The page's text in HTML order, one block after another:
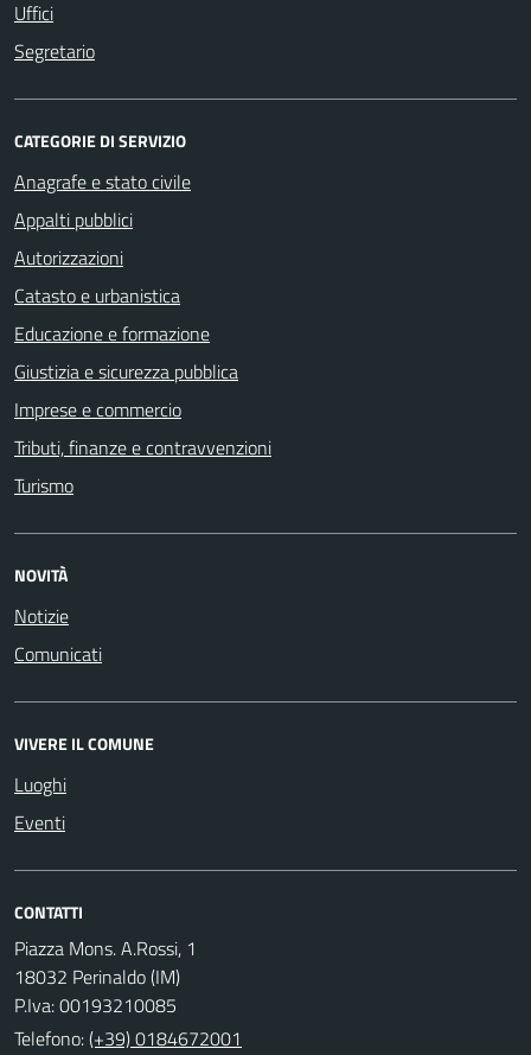
Uffici
Segretario
CATEGORIE DI SERVIZIO
Anagrafe e stato civile
Appalti pubblici
Autorizzazioni
Catasto e urbanistica
Educazione e formazione
Giustizia e sicurezza pubblica
Imprese e commercio
Tributi, finanze e contravvenzioni
Turismo
NOVITÀ
Notizie
Comunicati
VIVERE IL COMUNE
Luoghi
Eventi
CONTATTI
Piazza Mons. A.Rossi, 1
18032 Perinaldo (IM)
P.Iva: 00193210085
Telefono:(+39) 0184672001